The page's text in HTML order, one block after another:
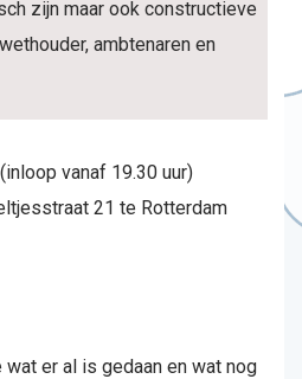
zijn maar ook constructieve
ambtenaren en
vanaf 19.30 uur)
21 te Rotterdam
er al is gedaan en wat nog